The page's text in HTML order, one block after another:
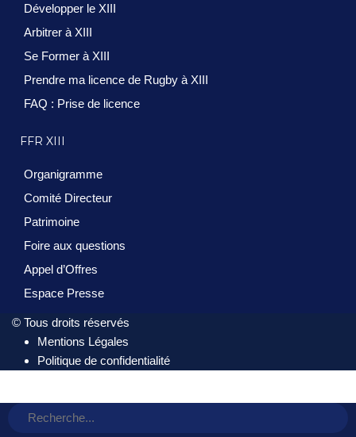
Développer le XIII
Arbitrer à XIII
Se Former à XIII
Prendre ma licence de Rugby à XIII
FAQ : Prise de licence
FFR XIII
Organigramme
Comité Directeur
Patrimoine
Foire aux questions
Appel d’Offres
Espace Presse
© Tous droits réservés
Mentions Légales
Politique de confidentialité